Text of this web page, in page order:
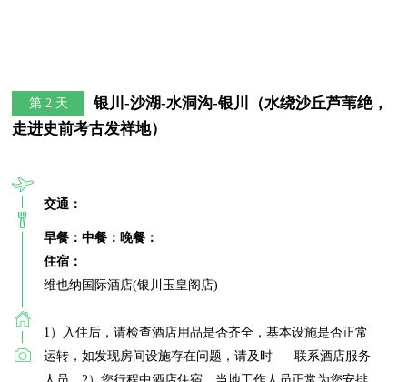
第 2 天
银川-沙湖-水洞沟-银川（水绕沙丘芦苇绝，
走进史前考古发祥地）
交通：
早餐：中餐：晚餐：
住宿：
维也纳国际酒店(银川玉皇阁店)
1）入住后，请检查酒店用品是否齐全，基本设施是否正常
运转，如发现房间设施存在问题，请及时      联系酒店服务